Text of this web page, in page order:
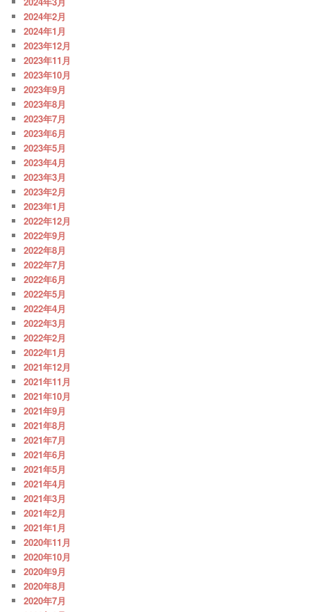
2024年2月
2024年1月
2023年12月
2023年11月
2023年10月
2023年9月
2023年8月
2023年7月
2023年6月
2023年5月
2023年4月
2023年3月
2023年2月
2023年1月
2022年12月
2022年9月
2022年8月
2022年7月
2022年6月
2022年5月
2022年4月
2022年3月
2022年2月
2022年1月
2021年12月
2021年11月
2021年10月
2021年9月
2021年8月
2021年7月
2021年6月
2021年5月
2021年4月
2021年3月
2021年2月
2021年1月
2020年11月
2020年10月
2020年9月
2020年8月
2020年7月